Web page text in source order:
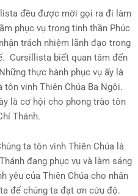
đều được mời gọi ra đi làm
phục vụ trong tinh thần Phúc
trách nhiệm lãnh đạo trong
Cursillista biết quan tâm đến
thực hành phục vụ ấy là
vinh Thiên Chúa Ba Ngôi.
là cơ hội cho phong trào tôn
Thánh.
ta tôn vinh Thiên Chúa là
đang phục vụ và làm sáng
yêu của Thiên Chúa cho nhân
để chúng ta đạt ơn cứu độ.